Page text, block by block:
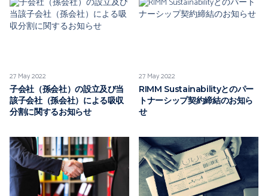
27 May 2022
子会社（孫会社）の設立及び当
該子会社（孫会社）による吸収
分割に関するお知らせ
27 May 2022
RIMM Sustainabilityとのパー
トナーシップ契約締結のお知ら
せ